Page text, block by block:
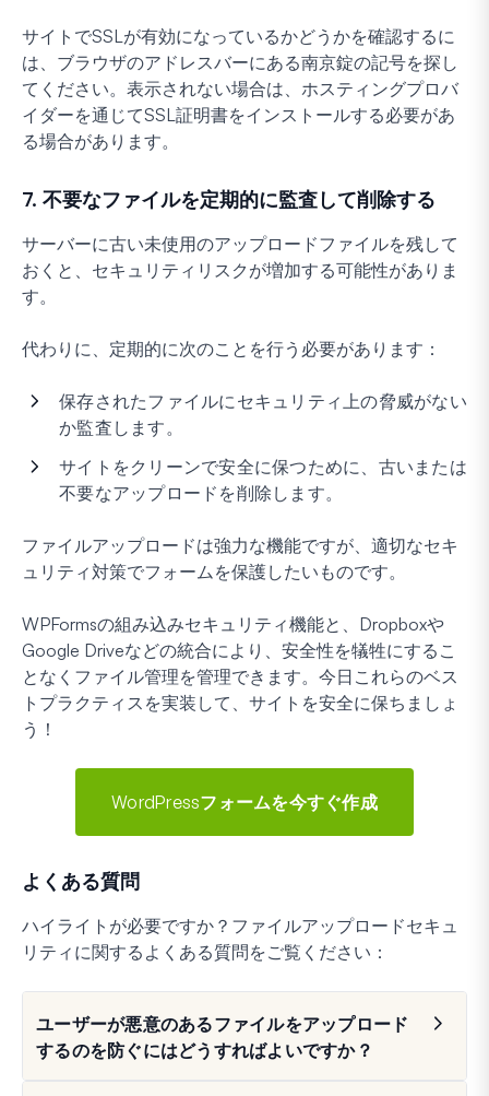
サイトでSSLが有効になっているかどうかを確認するに
は、ブラウザのアドレスバーにある南京錠の記号を探し
てください。表示されない場合は、ホスティングプロバ
イダーを通じてSSL証明書をインストールする必要があ
る場合があります。
7. 不要なファイルを定期的に監査して削除する
サーバーに古い未使用のアップロードファイルを残して
おくと、セキュリティリスクが増加する可能性がありま
す。
代わりに、定期的に次のことを行う必要があります：
保存されたファイルにセキュリティ上の脅威がない
か監査します。
サイトをクリーンで安全に保つために、古いまたは
不要なアップロードを削除します。
ファイルアップロードは強力な機能ですが、適切なセキ
ュリティ対策でフォームを保護したいものです。
WPFormsの組み込みセキュリティ機能と、Dropboxや
Google Driveなどの統合により、安全性を犠牲にするこ
となくファイル管理を管理できます。今日これらのベス
トプラクティスを実装して、サイトを安全に保ちましょ
う！
WordPressフォームを今すぐ作成
よくある質問
ハイライトが必要ですか？ファイルアップロードセキュ
リティに関するよくある質問をご覧ください：
ユーザーが悪意のあるファイルをアップロード
するのを防ぐにはどうすればよいですか？